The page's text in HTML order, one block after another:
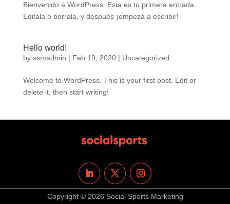
Bienvenido a WordPress. Esta es tu primera entrada.
Editala o borrala, y después ¡empezá a escribir!
Hello world!
by ssmadmin | Feb 19, 2020| Uncategorized
Welcome to WordPress. This is your first post. Edit or
delete it, then start writing!
Copyright © 2026 Social Sports Marketing